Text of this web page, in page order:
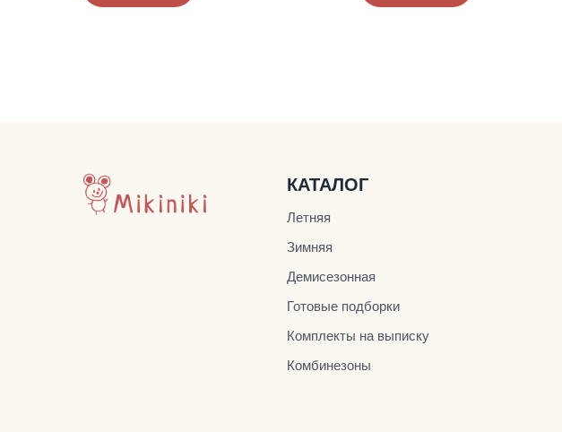
Летняя
Зимняя
Демисезонная
Готовые подборки
Комплекты на выписку
Комбинезоны
КАТАЛОГ